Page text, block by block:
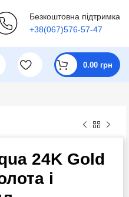
Безкоштовна підтримка
+38(067)576-57-47
0.00 грн
24K Gold
і